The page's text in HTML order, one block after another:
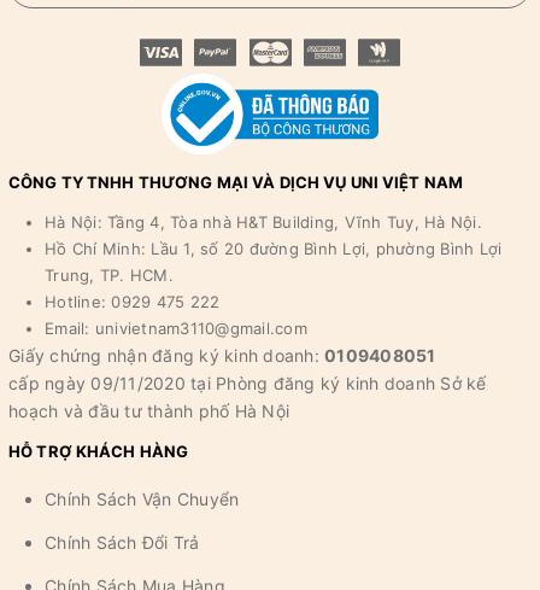
CÔNG TY TNHH THƯƠNG MẠI VÀ DỊCH VỤ UNI VIỆT NAM
Hà Nội: Tầng 4, Tòa nhà H&T Building, Vĩnh Tuy, Hà Nội.
Hồ Chí Minh: Lầu 1, số 20 đường Bình Lợi, phường Bình Lợi
Trung, TP. HCM.
Hotline: 0929 475 222
Email: univietnam3110@gmail.com
Giấy chứng nhận đăng ký kinh doanh: 0109408051
cấp ngày 09/11/2020 tại Phòng đăng ký kinh doanh Sở kế
hoạch và đầu tư thành phố Hà Nội
HỖ TRỢ KHÁCH HÀNG
Chính Sách Vận Chuyển
Chính Sách Đổi Trả
Chính Sách Mua Hàng